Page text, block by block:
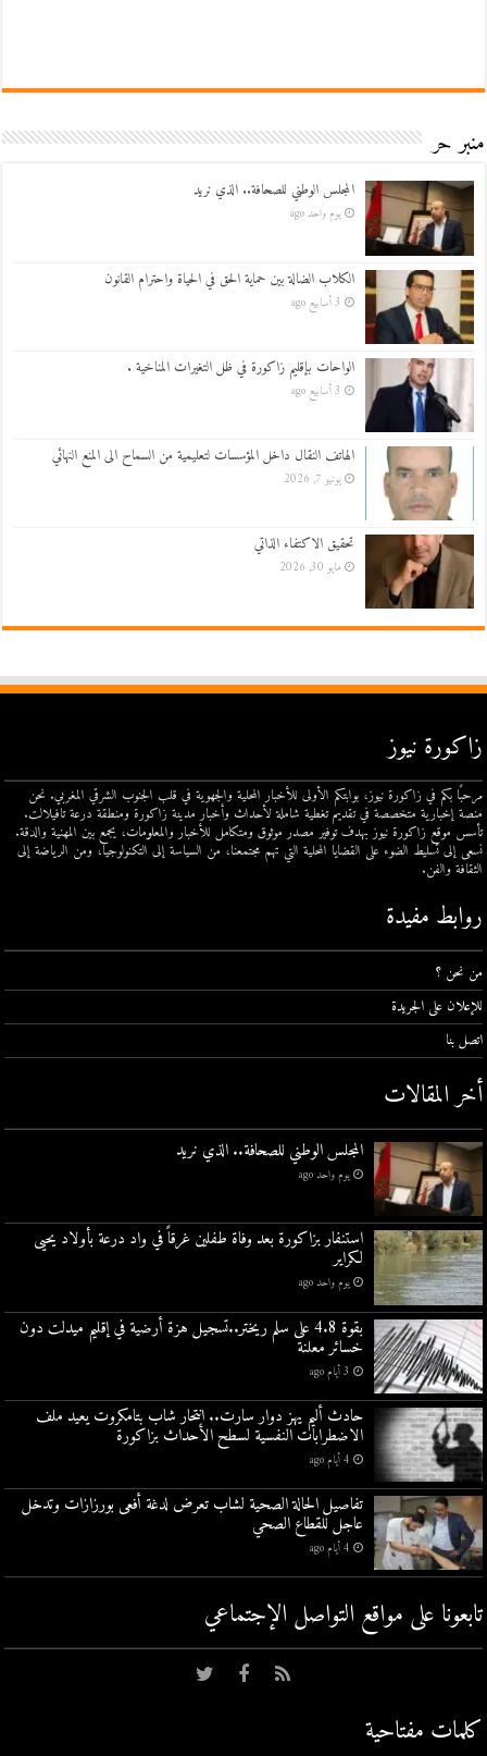
منبر حر
المجلس الوطني للصحافة.. الذي نريد
يوم واحد ago
الكلاب الضالة بين حماية الحق في الحياة واحترام القانون
3 أسابيع ago
الواحات بإقليم زاكورة في ظل التغيرات المناخية .
3 أسابيع ago
الهاتف النقال داخل المؤسسات لتعليمية من السماح الى المنع النهائي
يونيو 7, 2026
تحقيق الاكتفاء الذاتي
مايو 30, 2026
زاكورة نيوز
مرحبًا بكم في زاكورة نيوز، بوابتكم الأولى للأخبار المحلية والجهوية في قلب الجنوب الشرقي المغربي. نحن
منصة إخبارية متخصصة في تقديم تغطية شاملة لأحداث وأخبار مدينة زاكورة ومنطقة درعة تافيلالت.
تأسس موقع زاكورة نيوز بهدف توفير مصدر موثوق ومتكامل للأخبار والمعلومات، يجمع بين المهنية والدقة.
نسعى إلى تسليط الضوء على القضايا المحلية التي تهم مجتمعنا، من السياسة إلى التكنولوجيا، ومن الرياضة إلى
الثقافة والفن.
روابط مفيدة
من نحن ؟
للإعلان على الجريدة
اتصل بنا
أخر المقالات
المجلس الوطني للصحافة.. الذي نريد
يوم واحد ago
استنفار بزاكورة بعد وفاة طفلين غرقاً في واد درعة بأولاد يحيى
لكراير
يوم واحد ago
بقوة 4.8 على سلم ريختر..تسجيل هزة أرضية في إقليم ميدلت دون
خسائر معلنة
3 أيام ago
حادث أليم يهز دوار سارت.. انتحار شاب بتامكروت يعيد ملف
الاضطرابات النفسية لسطح الأحداث بزاكورة
4 أيام ago
تفاصيل الحالة الصحية لشاب تعرض لدغة أفعى بورزازات وتدخل
عاجل للقطاع الصحي
4 أيام ago
تابعونا على مواقع التواصل اﻹجتماعي
كلمات مفتاحية